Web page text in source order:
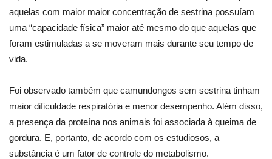
aquelas com maior maior concentração de sestrina possuíam
uma “capacidade física” maior até mesmo do que aquelas que
foram estimuladas a se moveram mais durante seu tempo de
vida.
Foi observado também que camundongos sem sestrina tinham
maior dificuldade respiratória e menor desempenho. Além disso,
a presença da proteína nos animais foi associada à queima de
gordura. E, portanto, de acordo com os estudiosos, a
substância é um fator de controle do metabolismo.